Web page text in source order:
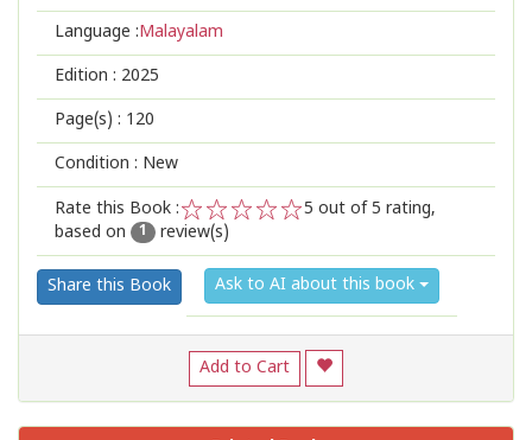
Language :Malayalam
Edition : 2025
Page(s) : 120
Condition : New
Rate this Book :
2
1
5 out of 5 rating,
based on
1 review(s)
Share this Book Ask to AI about this book
Add to Cart